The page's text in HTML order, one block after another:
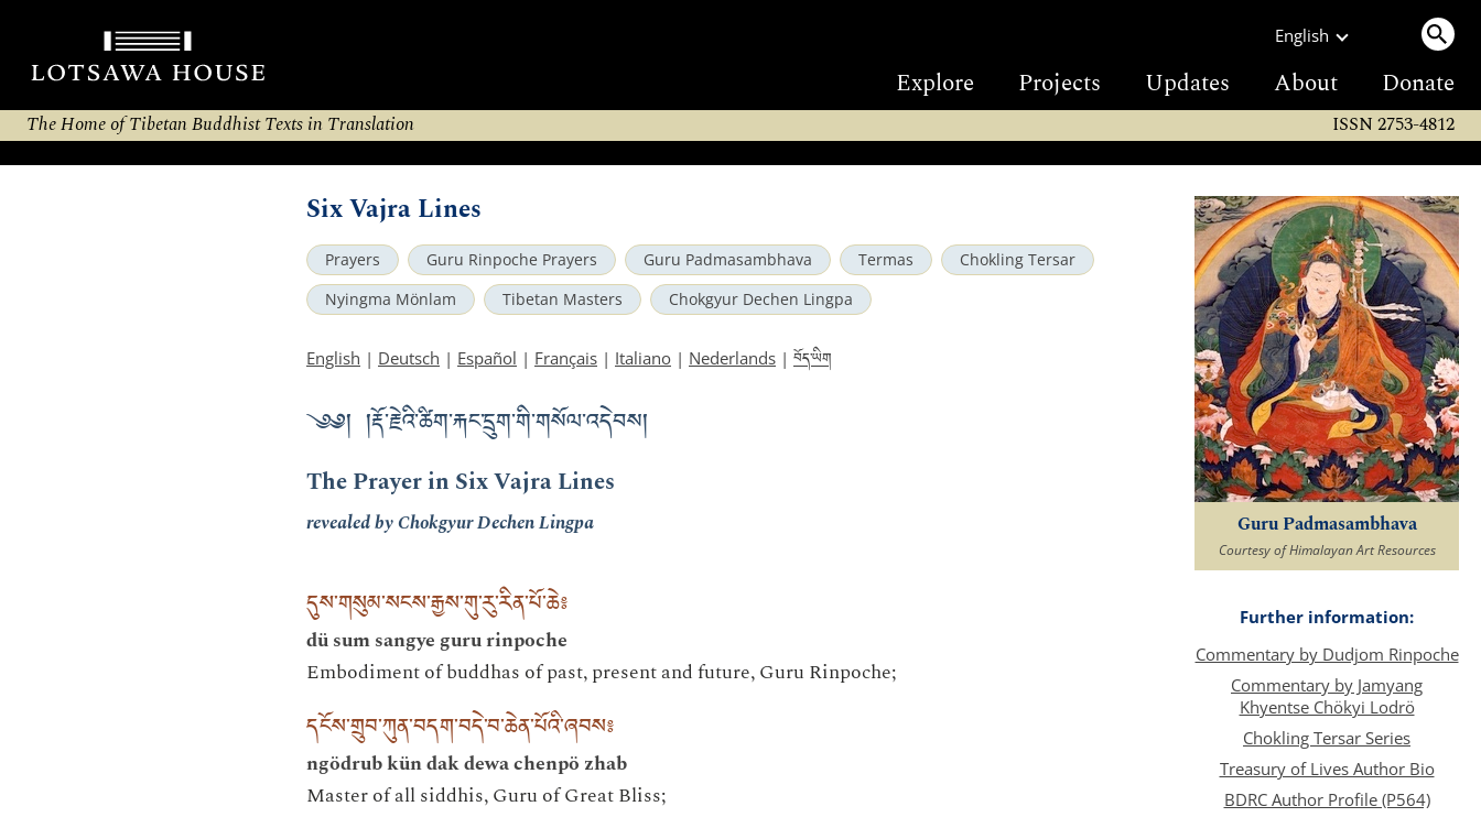
English
Explore Projects Updates About Donate
The Home of Tibetan Buddhist Texts in Translation ISSN 2753-4812
Six Vajra Lines
Prayers Guru Rinpoche Prayers Guru Padmasambhava Termas
Chokling Tersar
Nyingma Mönlam
Tibetan Masters Chokgyur Dechen Lingpa
English | Deutsch | Español | Français | Italiano | Nederlands | བོད་ཡིག
༄༅། །རྡོ་རྗེའི་ཚིག་རྐང་དྲུག་གི་གསོལ་འདེབས།
The Prayer in Six Vajra Lines
revealed by Chokgyur Dechen Lingpa
དུས་གསུམ་སངས་རྒྱས་གུ་རུ་རིན་པོ་ཆེ༔
dü sum sangye guru rinpoche
Embodiment of buddhas of past, present and future, Guru Rinpoche;
དངོས་གྲུབ་ཀུན་བདག་བདེ་བ་ཆེན་པོའི་ཞབས༔
ngödrub kün dak dewa chenpö zhab
Master of all siddhis, Guru of Great Bliss;
Guru Padmasambhava
Courtesy of Himalayan Art Resources
Further information:
Commentary by Dudjom Rinpoche
Commentary by Jamyang
Khyentse Chökyi Lodrö
Chokling Tersar Series
Treasury of Lives Author Bio
BDRC Author Profile (P564)